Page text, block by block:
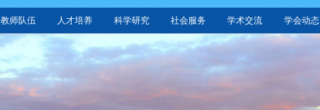
教师队伍 人才培养 科学研究 社会服务 学术交流 学会动态